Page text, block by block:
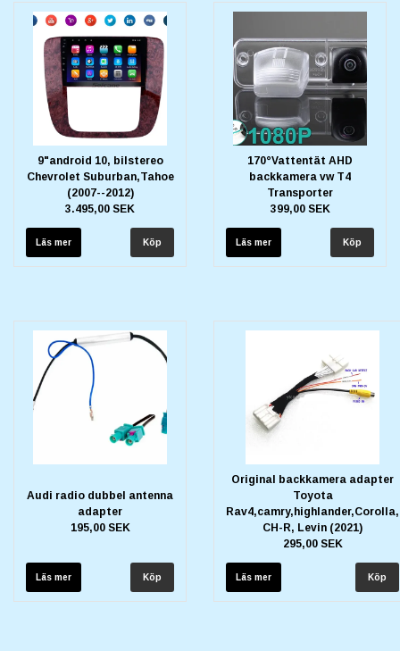
9"android 10, bilstereo
Chevrolet Suburban,Tahoe
(2007--2012)
3.495,00 SEK
Läs mer
170°Vattentät AHD
backkamera vw T4
Transporter
399,00 SEK
Läs mer
Audi radio dubbel antenna
adapter
195,00 SEK
Läs mer
Original backkamera adapter
Toyota
Rav4,camry,highlander,Corolla,
CH-R, Levin (2021)
295,00 SEK
Läs mer